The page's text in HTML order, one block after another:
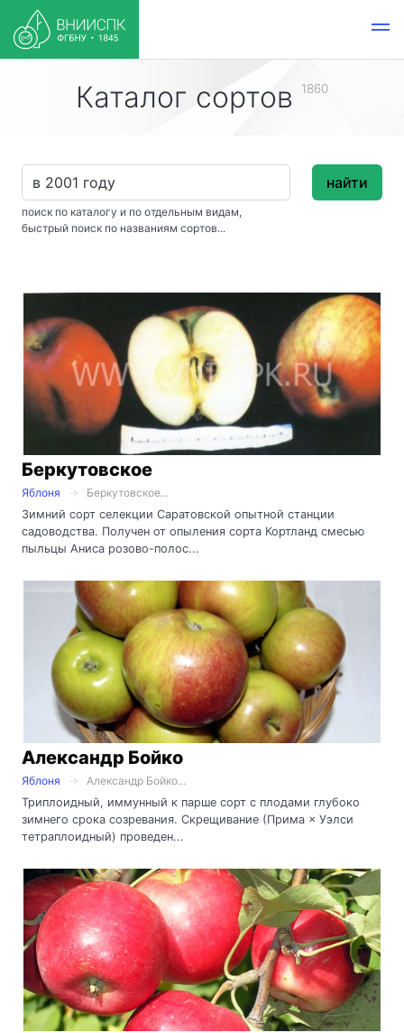
Каталог сортов 1860
поиск по каталогу и по отдельным видам,
быстрый поиск по названиям сортов...
найти
Беркутовское
Яблоня
Беркутовское...
Зимний сорт селекции Саратовской опытной станции
садоводства. Получен от опыления сорта Кортланд смесью
пыльцы Аниса розово-полос...
Александр Бойко
Яблоня
Александр Бойко...
Триплоидный, иммунный к парше сорт с плодами глубоко
зимнего срока созревания. Скрещивание (Прима × Уэлси
тетраплоидный) проведен...